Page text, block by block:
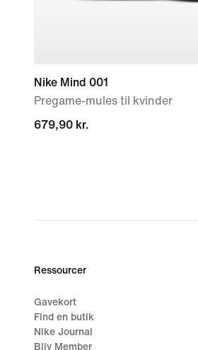
Nike Mind 001
Pregame-mules til kvinder
679,90 kr.
679,90 kr.
Ressourcer
Gavekort
Find en butik
Nike Journal
Bliv Member